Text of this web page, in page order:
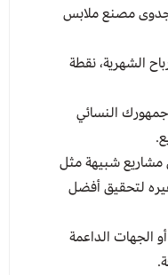
جدوى مصنع ملابس
الشهرية، نقطة
النسائي
مشاريع شبيهة مثل
لتحقيق أفضل
الجهات الداعمة